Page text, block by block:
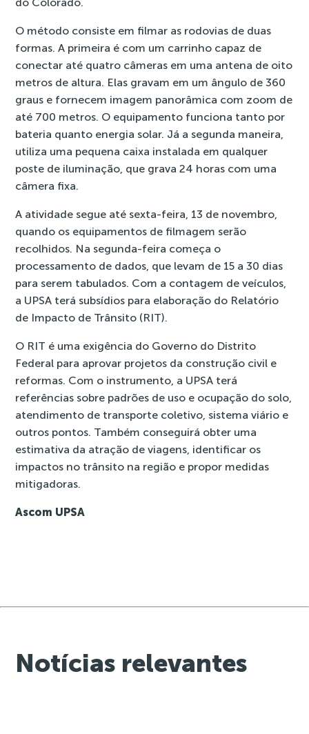
O método consiste em filmar as rodovias de duas
formas. A primeira é com um carrinho capaz de
conectar até quatro câmeras em uma antena de oito
metros de altura. Elas gravam em um ângulo de 360
graus e fornecem imagem panorâmica com zoom de
até 700 metros. O equipamento funciona tanto por
bateria quanto energia solar. Já a segunda maneira,
utiliza uma pequena caixa instalada em qualquer
poste de iluminação, que grava 24 horas com uma
câmera fixa.
A atividade segue até sexta-feira, 13 de novembro,
quando os equipamentos de filmagem serão
recolhidos. Na segunda-feira começa o
processamento de dados, que levam de 15 a 30 dias
para serem tabulados. Com a contagem de veículos,
a UPSA terá subsídios para elaboração do Relatório
de Impacto de Trânsito (RIT).
O RIT é uma exigência do Governo do Distrito
Federal para aprovar projetos da construção civil e
reformas. Com o instrumento, a UPSA terá
referências sobre padrões de uso e ocupação do solo,
atendimento de transporte coletivo, sistema viário e
outros pontos. Também conseguirá obter uma
estimativa da atração de viagens, identificar os
impactos no trânsito na região e propor medidas
mitigadoras.
Ascom UPSA
Notícias relevantes